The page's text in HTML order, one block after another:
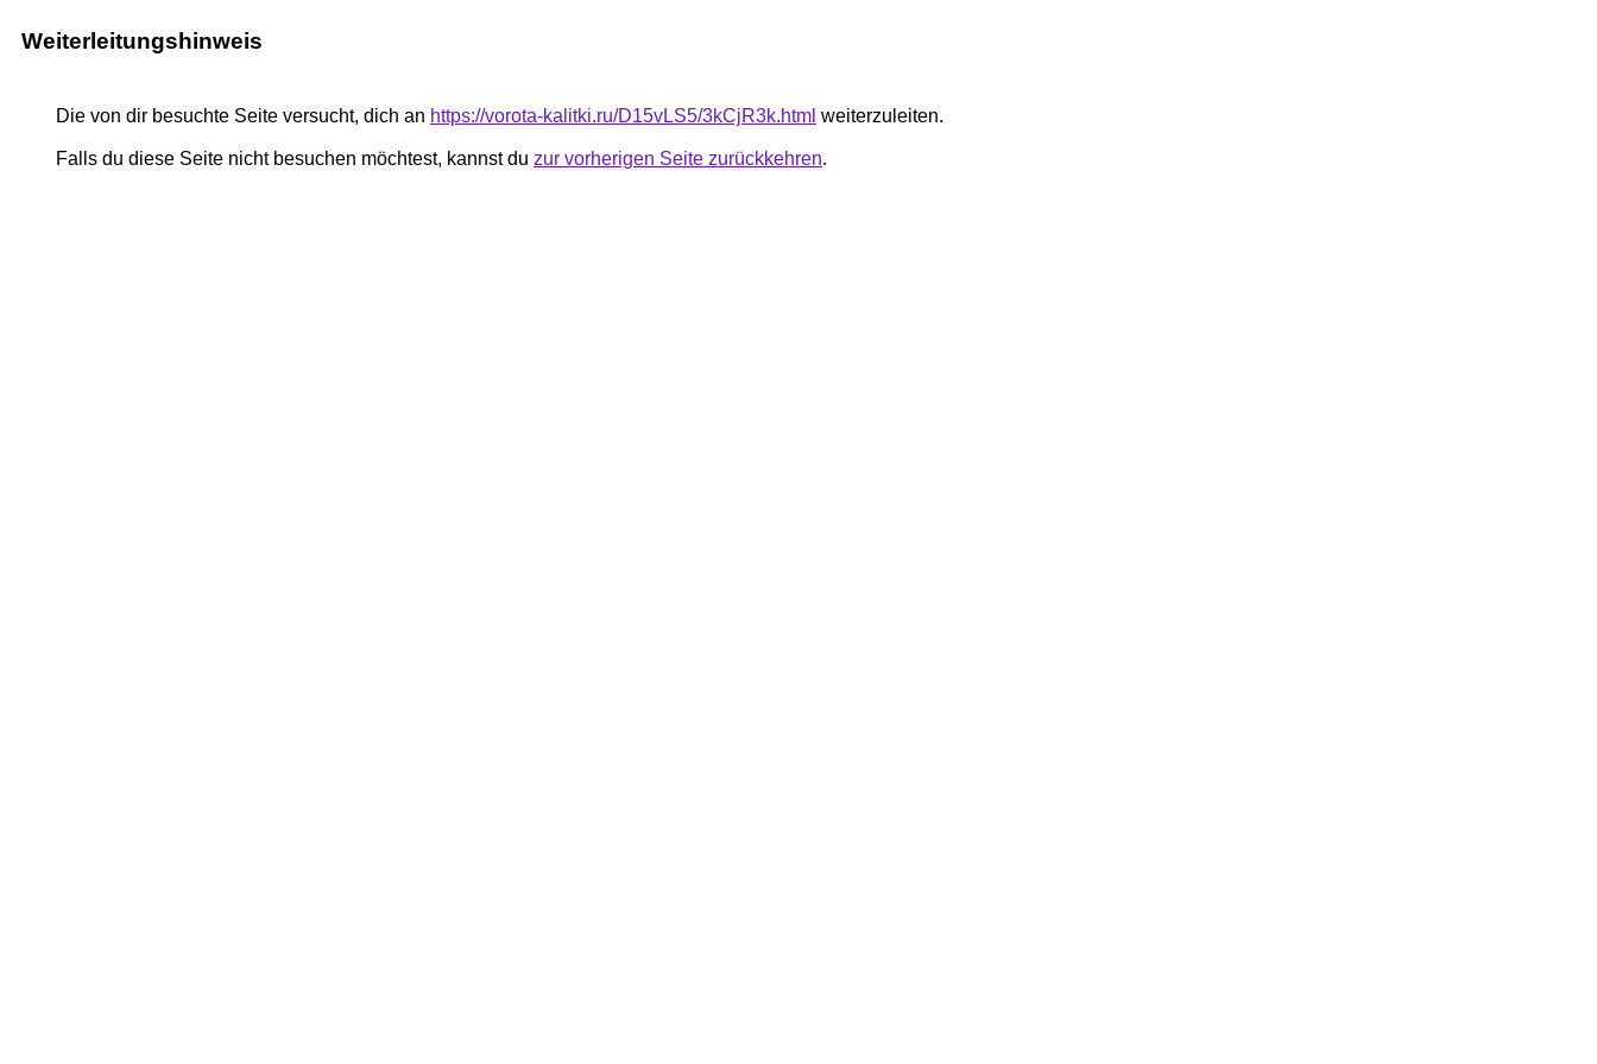
Weiterleitungshinweis
Die von dir besuchte Seite versucht, dich an https://vorota-kalitki.ru/D15vLS5/3kCjR3k.html weiterzuleiten.
Falls du diese Seite nicht besuchen möchtest, kannst du zur vorherigen Seite zurückkehren.